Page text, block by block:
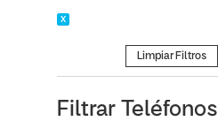
Limpiar Filtros
Filtrar Teléfonos